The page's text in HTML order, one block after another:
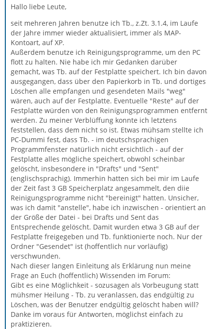
Hallo liebe Leute,
seit mehreren Jahren benutze ich Tb., z.Zt. 3.1.4, im Laufe
der Jahre immer wieder aktualisiert, immer als MAP-
Kontoart, auf XP.
Außerdem benutze ich Reinigungsprogramme, um den PC
flott zu halten. Nie habe ich mir Gedanken darüber
gemacht, was Tb. auf der Festplatte speichert. Ich bin davon
ausgegangen, dass über den Papierkorb in Tb. und dortiges
Löschen alle empfangen und gesendeten Mails "weg"
wären, auch auf der Festplatte. Eventuelle "Reste" auf der
Festplatte würden von den Reinigungsprogrammen entfernt
werden. Zu meiner Verblüffung konnte ich letztens
feststellen, dass dem nicht so ist. Etwas mühsam stellte ich
PC-Dummi fest, dass Tb. - im deutschsprachigen
Programmfenster natürlich nicht ersichtlich - auf der
Festplatte alles mögliche speichert, obwohl scheinbar
gelöscht, insbesondere in "Drafts" und "Sent"
(englischsprachig). Immerhin hatten sich bei mir im Laufe
der Zeit fast 3 GB Speicherplatz angesammelt, den diie
Reinigungsprogramme nicht "bereinigt" hatten. Unsicher,
was ich damit "anstelle", habe ich inzwischen - orientiert an
der Größe der Datei - bei Drafts und Sent das
Entsprechende gelöscht. Damit wurden etwa 3 GB auf der
Festplatte freigegeben und Tb. funktionierte noch. Nur der
Ordner "Gesendet" ist (hoffentlich nur vorläufig)
verschwunden.
Nach dieser langen Einleitung als Erklärung nun meine
Frage an Euch (hoffentlich) Wissenden im Forum:
Gibt es eine Möglichkeit - sozusagen als Vorbeugung statt
mühsmer Heilung - Tb. zu veranlassen, das endgültig zu
Löschen, was der Benutzer endgültig gelöscht haben will?
Danke im voraus für Antworten, möglichst einfach zu
praktizieren.